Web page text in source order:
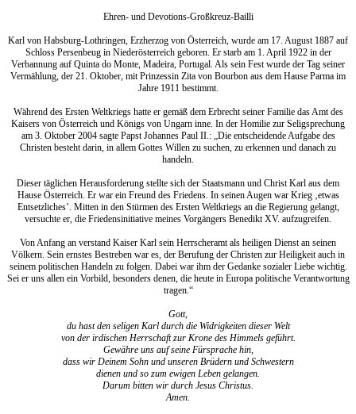
Ehren- und Devotions-Großkreuz-Bailli
Karl von Habsburg-Lothringen, Erzherzog von Österreich, wurde am 17. August 1887 auf
Schloss Persenbeug in Niederösterreich geboren. Er starb am 1. April 1922 in der
Verbannung auf Quinta do Monte, Madeira, Portugal. Als sein Fest wurde der Tag seiner
Vermählung, der 21. Oktober, mit Prinzessin Zita von Bourbon aus dem Hause Parma im
Jahre 1911 bestimmt.
Während des Ersten Weltkriegs hatte er gemäß dem Erbrecht seiner Familie das Amt des
Kaisers von Österreich und Königs von Ungarn inne. In der Homilie zur Seligsprechung
am 3. Oktober 2004 sagte Papst Johannes Paul II.: „Die entscheidende Aufgabe des
Christen besteht darin, in allem Gottes Willen zu suchen, zu erkennen und danach zu
handeln.
Dieser täglichen Herausforderung stellte sich der Staatsmann und Christ Karl aus dem
Hause Österreich. Er war ein Freund des Friedens. In seinen Augen war Krieg ‚etwas
Entsetzliches’. Mitten in den Stürmen des Ersten Weltkriegs an die Regierung gelangt,
versuchte er, die Friedensinitiative meines Vorgängers Benedikt XV. aufzugreifen.
Von Anfang an verstand Kaiser Karl sein Herrscheramt als heiligen Dienst an seinen
Völkern. Sein ernstes Bestreben war es, der Berufung der Christen zur Heiligkeit auch in
seinem politischen Handeln zu folgen. Dabei war ihm der Gedanke sozialer Liebe wichtig.
Sei er uns allen ein Vorbild, besonders denen, die heute in Europa politische Verantwortung
tragen.“
Gott,
du hast den seligen Karl durch die Widrigkeiten dieser Welt
von der irdischen Herrschaft zur Krone des Himmels geführt.
Gewähre uns auf seine Fürsprache hin,
dass wir Deinem Sohn und unseren Brüdern und Schwestern
dienen und so zum ewigen Leben gelangen.
Darum bitten wir durch Jesus Christus.
Amen.